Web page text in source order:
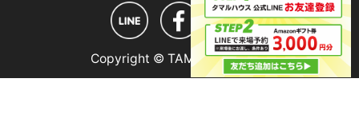
Copyright © TAMARU HOUSE